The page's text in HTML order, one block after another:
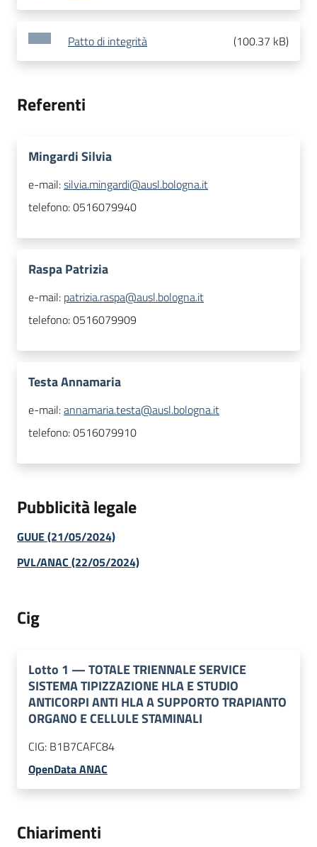
Patto di integrità (100.37 kB)
Referenti
Mingardi Silvia
e-mail:silvia.mingardi@ausl.bologna.it
telefono:0516079940
Raspa Patrizia
e-mail: patrizia.raspa@ausl.bologna.it
telefono:0516079909
Testa Annamaria
e-mail:annamaria.testa@ausl.bologna.it
telefono:0516079910
Pubblicità legale
GUUE (21/05/2024)
PVL/ANAC (22/05/2024)
Cig
Lotto 1 —TOTALE TRIENNALE SERVICE
SISTEMA TIPIZZAZIONE HLA E STUDIO
ANTICORPI ANTI HLA A SUPPORTO TRAPIANTO
ORGANO E CELLULE STAMINALI
CIG: B1B7CAFC84
OpenData ANAC
Chiarimenti